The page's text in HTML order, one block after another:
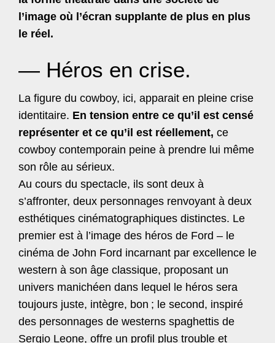
l’image où l’écran supplante de plus en plus
le réel.
— Héros en crise.
La figure du cowboy, ici, apparait en pleine crise
identitaire. En tension entre ce qu’il est censé
représenter et ce qu’il est réellement, ce
cowboy contemporain peine à prendre lui même
son rôle au sérieux.
Au cours du spectacle, ils sont deux à
s’affronter, deux personnages renvoyant à deux
esthétiques cinématographiques distinctes. Le
premier est à l’image des héros de Ford – le
cinéma de John Ford incarnant par excellence le
western à son âge classique, proposant un
univers manichéen dans lequel le héros sera
toujours juste, intègre, bon ; le second, inspiré
des personnages de westerns spaghettis de
Sergio Leone, offre un profil plus trouble et